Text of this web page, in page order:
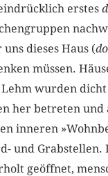
erstes
dieses Haus (
müssen.
wurden
her betreten und
inneren
und Grabstellen.
geöffnet,